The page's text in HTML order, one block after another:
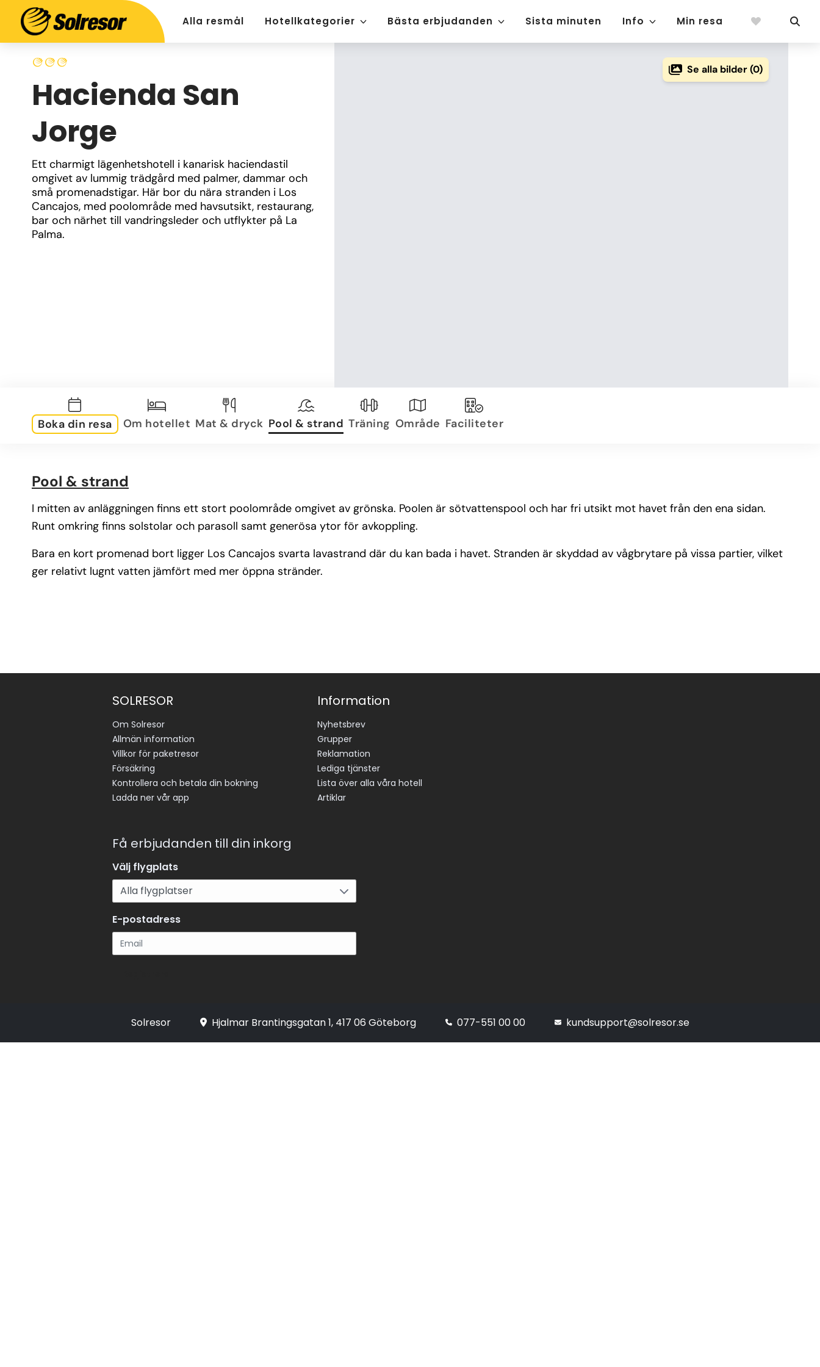
Alla resmål Hotellkategorier Bästa erbjudanden Sista minuten Info Min resa
Hacienda San
Jorge
Ett charmigt lägenhetshotell i kanarisk haciendastil
omgivet av lummig trädgård med palmer, dammar och
små promenadstigar. Här bor du nära stranden i Los
Cancajos, med poolområde med havsutsikt, restaurang,
bar och närhet till vandringsleder och utflykter på La
Palma.
Se alla bilder (0)
Boka din resa Om hotellet Mat & dryck Pool & strand Träning Område Faciliteter
Pool & strand
I mitten av anläggningen finns ett stort poolområde omgivet av grönska. Poolen är sötvattenspool och har fri utsikt mot havet från den ena sidan.
Runt omkring finns solstolar och parasoll samt generösa ytor för avkoppling.
Bara en kort promenad bort ligger Los Cancajos svarta lavastrand där du kan bada i havet. Stranden är skyddad av vågbrytare på vissa partier, vilket
ger relativt lugnt vatten jämfört med mer öppna stränder.
SOLRESOR
Om Solresor
Allmän information
Villkor för paketresor
Försäkring
Kontrollera och betala din bokning
Ladda ner vår app
Information
Nyhetsbrev
Grupper
Reklamation
Lediga tjänster
Lista över alla våra hotell
Artiklar
Få erbjudanden till din inkorg
Välj flygplats
E-postadress
Solresor Hjalmar Brantingsgatan 1, 417 06 Göteborg 077-551 00 00 kundsupport@solresor.se